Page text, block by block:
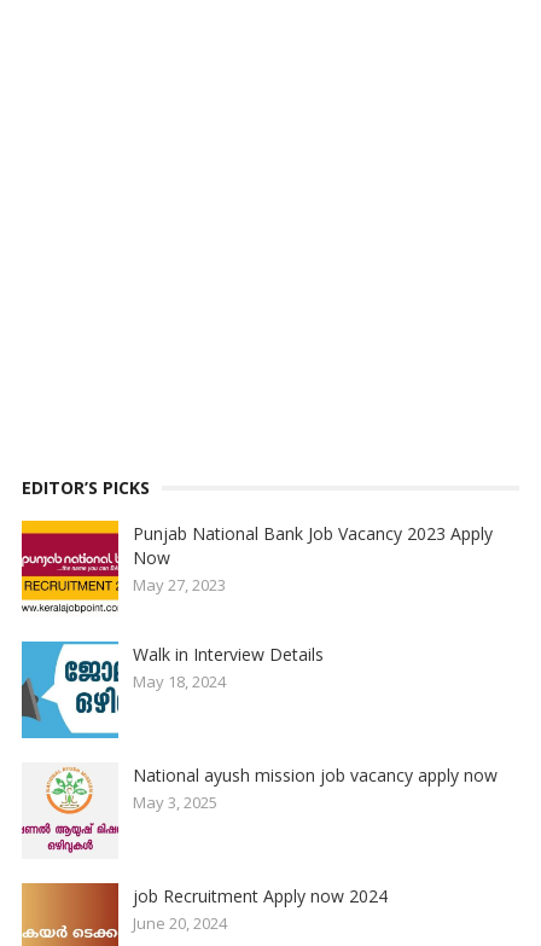
EDITOR’S PICKS
Punjab National Bank Job Vacancy 2023 Apply
Now
May 27, 2023
Walk in Interview Details
May 18, 2024
National ayush mission job vacancy apply now
May 3, 2025
job Recruitment Apply now 2024
June 20, 2024